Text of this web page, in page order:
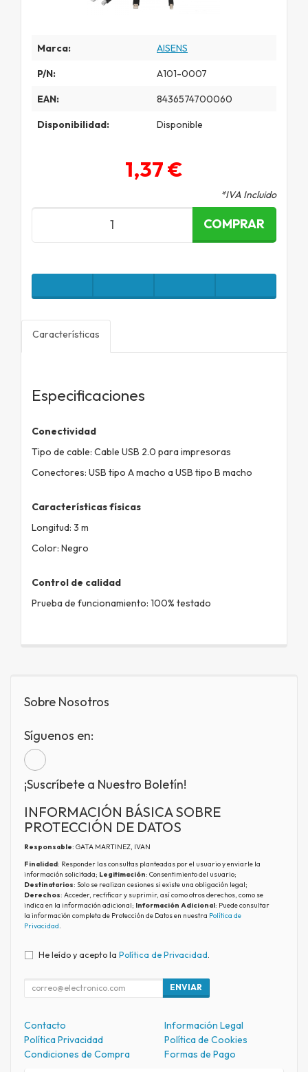
Marca: AISENS
P/N: A101-0007
EAN: 8436574700060
Disponibilidad: Disponible
1,37 €
*IVA Incluido
COMPRAR
Características
Especificaciones
Conectividad
Tipo de cable: Cable USB 2.0 para impresoras
Conectores: USB tipo A macho a USB tipo B macho
Características físicas
Longitud: 3 m
Color: Negro
Control de calidad
Prueba de funcionamiento: 100% testado
Sobre Nosotros
Síguenos en:
¡Suscríbete a Nuestro Boletín!
INFORMACIÓN BÁSICA SOBRE
PROTECCIÓN DE DATOS
Responsable: GATA MARTINEZ, IVAN
Finalidad: Responder las consultas planteadas por el usuario y enviarle la
información solicitada; Legitimación: Consentimiento del usuario;
Destinatarios: Solo se realizan cesiones si existe una obligación legal;
Derechos: Acceder, rectificar y suprimir, así como otros derechos, como se
indica en la información adicional; Información Adicional: Puede consultar
la información completa de Protección de Datos en nuestra Política de
Privacidad.
He leído y acepto la Política de Privacidad
ENVIAR
Contacto
Información Legal
Política Privacidad
Política de Cookies
Condiciones de Compra
Formas de Pago